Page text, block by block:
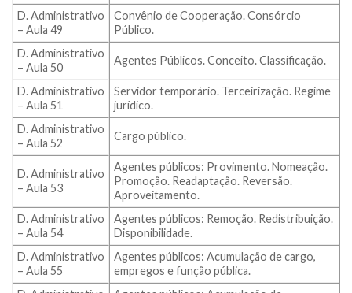
D. Administrativo
– Aula 49
Convênio de Cooperação. Consórcio
Público.
D. Administrativo
– Aula 50
Agentes Públicos. Conceito. Classificação.
D. Administrativo
– Aula 51
Servidor temporário. Terceirização. Regime
jurídico.
D. Administrativo
– Aula 52
Cargo público.
D. Administrativo
– Aula 53
Agentes públicos: Provimento. Nomeação.
Promoção. Readaptação. Reversão.
Aproveitamento.
D. Administrativo
– Aula 54
Agentes públicos: Remoção. Redistribuição.
Disponibilidade.
D. Administrativo
– Aula 55
Agentes públicos: Acumulação de cargo,
empregos e função pública.